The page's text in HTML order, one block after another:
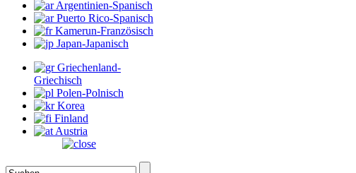
Argentinien-Spanisch
Puerto Rico-Spanisch
Kamerun-Französisch
Japan-Japanisch
Griechenland-
Griechisch
Polen-Polnisch
Korea
Finland
Austria